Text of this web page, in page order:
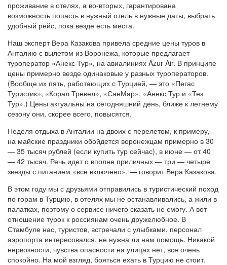
проживание в отелях, а во-вторых, гарантирована
возможность попасть в нужный отель в нужные даты, выбрать
удобный рейс, пока везде есть места.
Наш эксперт Вера Казакова привела средние цены туров в
Анталию с вылетом из Воронежа, которые предлагает
туроператор «Анекс Тур», на авиалиниях Azur Air. В принципе
цены примерно везде одинаковые у разных туроператоров.
(Вообще их пять, работающих с Турцией, — это «Пегас
Туристик», «Корал Тревел», «СанМар», «Анекс Тур и «Тез
Тур».) Цены актуальны на сегодняшний день, ближе к летнему
сезону они, скорее всего, повысятся.
Неделя отдыха в Анталии на двоих с перелетом, к примеру,
на майские праздники обойдется воронежцам примерно в 30
— 35 тысяч рублей (если купить тур сейчас), в июне — от 40
— 42 тысяч. Речь идет о вполне приличных — три — четыре
звезды с питанием «все включено», — говорит Вера Казакова.
В этом году мы с друзьями отправились в туристический поход
по горам в Турцию, в отелях мы не останавливались, а жили в
палатках, поэтому о сервисе ничего сказать не смогу. А вот
отношение турок к россиянам очень дружелюбное. В
Стамбуле нас, туристов, встречали с улыбками, персонал
аэропорта интересовался, не нужна ли нам помощь. Никакой
нервозности, чувства опасности на улицах нет, все очень
спокойно. На мой взгляд, бояться ехать в Турцию не стоит.